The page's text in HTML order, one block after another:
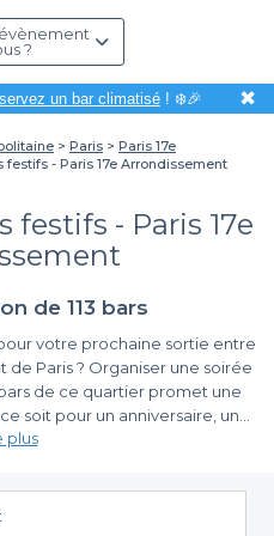
?
un bar climatisé! ❄️🎉 ✖
Paris
Paris 17e
festifs - Paris 17e Arrondissement
festifs - Paris 17e
de 113 bars
votre prochaine sortie entre
de Paris ? Organiser une soirée
de ce quartier promet une
soit pour un anniversaire, un
d’une soirée entre amis,
conviviale.
pour votre événement ?
rapide de réserver le bar idéal
plus